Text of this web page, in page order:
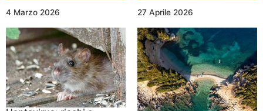
4 Marzo 2026 27 Aprile 2026